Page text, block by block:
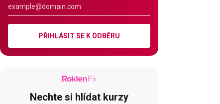
PŘIHLÁSIT SE K ODBĚRU
Nechte si hlídat kurzy